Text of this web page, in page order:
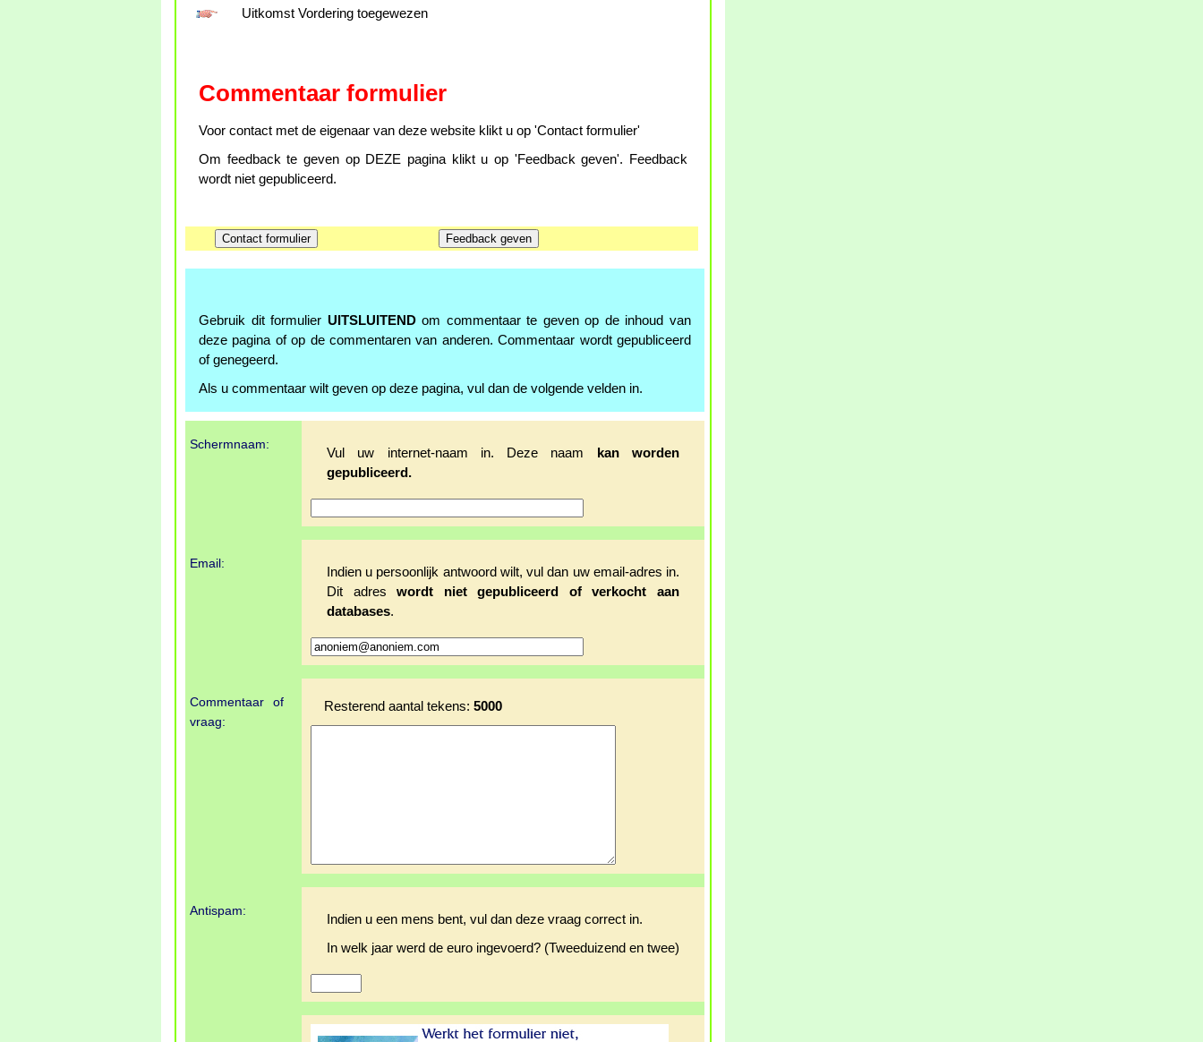
Uitkomst Vordering toegewezen
Commentaar formulier
Voor contact met de eigenaar van deze website klikt u op 'Contact formulier'
Om feedback te geven op DEZE pagina klikt u op 'Feedback geven'. Feedback
wordt niet gepubliceerd.
Gebruik dit formulier UITSLUITENDom commentaar te geven op de inhoud van
deze pagina of op de commentaren van anderen. Commentaar wordt gepubliceerd
of genegeerd.
Als u commentaar wilt geven op deze pagina, vul dan de volgende velden in.
Schermnaam:
Vul uw internet-naam in. Deze naam
kan worden
gepubliceerd.
Email:
Indien u persoonlijk antwoord wilt, vul dan uw email-adres in.
Dit adreswordt niet gepubliceerd of verkocht aan
databases.
Commentaar of
vraag:
Resterend aantal tekens: 5000
Antispam:
Indien u een mens bent, vul dan deze vraag correct in.
In welk jaar werd de euro ingevoerd? (Tweeduizend en twee)